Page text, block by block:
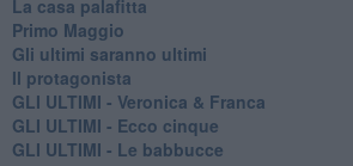
La casa palafitta
Primo Maggio
Gli ultimi saranno ultimi
Il protagonista
GLI ULTIMI - Veronica & Franca
GLI ULTIMI - Ecco cinque
GLI ULTIMI - Le babbucce